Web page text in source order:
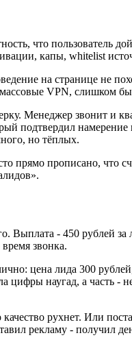
что пользователь
капы, whitelist
на странице не
VPN, слишком
Менеджер звонит и
подтвердил
но тёплых.
прямо прописано, что
- 450 рублей за
звонка.
цена лида 300
наугад, а часть -
рухнет. Или
рекламу - получил